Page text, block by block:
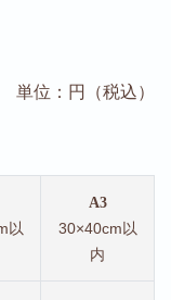
単位：円（税込）
以
A3
30×40cm以
内